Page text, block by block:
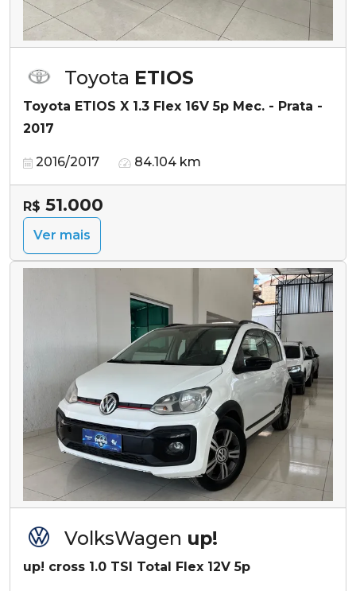
Toyota ETIOS
Toyota ETIOS X 1.3 Flex 16V 5p Mec. - Prata -
2017
2016/2017 84.104 km
R$ 51.000
Ver mais
VolksWagen up!
up! cross 1.0 TSI Total Flex 12V 5p